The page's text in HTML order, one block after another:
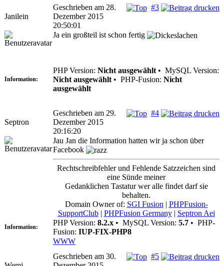
Janilein
#3
Geschrieben am 28.
Dezember 2015
20:50:01
Ja ein großteil ist schon fertig
Information:
PHP Version: Nicht ausgewählt • MySQL Version:
Nicht ausgewählt • PHP-Fusion: Nicht
ausgewählt
Septron
#4
Geschrieben am 29.
Dezember 2015
20:16:20
Jau Jan die Information hatten wir ja schon über
Facebook
Rechtschreibfehler und Fehlende Satzzeichen sind
eine Sünde meiner
Gedanklichen Tastatur wer alle findet darf sie
behalten.
Domain Owner of: SGI Fusion | PHPFusion-
SupportClub| PHPFusion Germany| Septron Aei
Information: PHP Version: 8.2.x • MySQL Version: 5.7 • PHP-
Fusion: IUP-FIX-PHP8
WWW
#5
Geschrieben am 30.